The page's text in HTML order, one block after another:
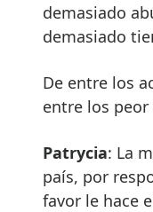
demasiado
demasiado
De entre los
entre los peor
Patrycia: La
país, por
favor le hace